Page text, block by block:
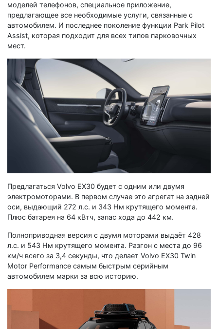
моделей телефонов, специальное приложение,
предлагающее все необходимые услуги, связанные с
автомобилем. И последнее поколение функции Park Pilot
Assist, которая подходит для всех типов парковочных
мест.
Предлагаться Volvo EX30 будет с одним или двумя
электромоторами. В первом случае это агрегат на задней
оси, выдающий 272 л.с. и 343 Нм крутящего момента.
Плюс батарея на 64 кВтч, запас хода до 442 км.
Полноприводная версия с двумя моторами выдаёт 428
л.с. и 543 Нм крутящего момента. Разгон с места до 96
км/ч всего за 3,4 секунды, что делает Volvo EX30 Twin
Motor Performance самым быстрым серийным
автомобилем марки за всю историю.